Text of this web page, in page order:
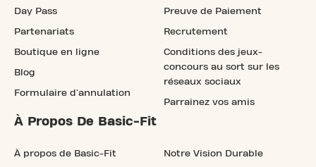
Day Pass
Partenariats
Boutique en ligne
Blog
Formulaire d'annulation
Preuve de Paiement
Recrutement
Conditions des jeux-
concours au sort sur les
réseaux sociaux
Parrainez vos amis
À Propos De Basic-Fit
À propos de Basic-Fit Notre Vision Durable